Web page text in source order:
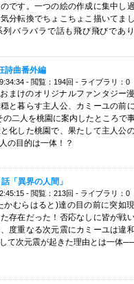
です。一つの絵の作成に集中し
分転換でちょこちょこ描いてま
列バラバラで話も飛び飛びであ
詩曲番外編
- 閲覧：194回 - ライブラリ：0
まけのオリジナルファンタジー
と暮らす主人公、カミーユの前
二人を桃園に案内したところで
化した桃園で、果たして主人公
の目的は一体！？
「異界の人間」
- 閲覧：213回 - ライブラリ：0
かむらはると)達の目の前に突如
存在だった！否応なしに皆が戦
度重なる次元震にカミーユは違
て次元震が起きた理由とは一体